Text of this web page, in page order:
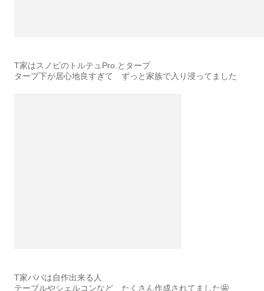
T家はスノピのトルテュPro.とタープ
タープ下が居心地良すぎて ずっと家族で入り浸ってました
T家パパは自作出来る人
テーブルやシェルコンなど たくさん作成されてました🤩